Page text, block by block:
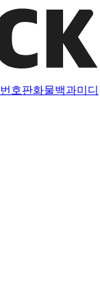
호판화물백과미디